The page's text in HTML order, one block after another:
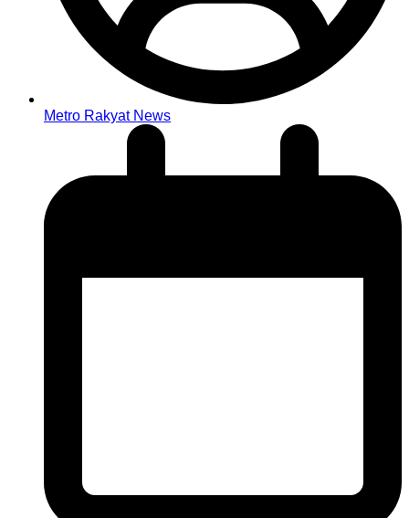
Metro Rakyat News